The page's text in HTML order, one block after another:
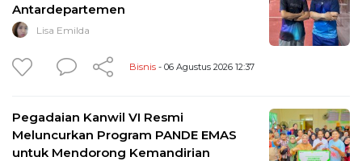
Antardepartemen
Lisa Emilda
Bisnis - 06 Agustus 2026 12:37
Pegadaian Kanwil VI Resmi
Meluncurkan Program PANDE EMAS
untuk Mendorong Kemandirian